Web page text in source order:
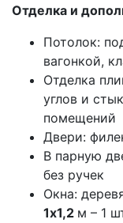
Отделка и
Потолок:
вагонкой,
Отделка
углов и
помещений
Двери:
В парную
без ручек
Окна:
1х1,2 м – 1